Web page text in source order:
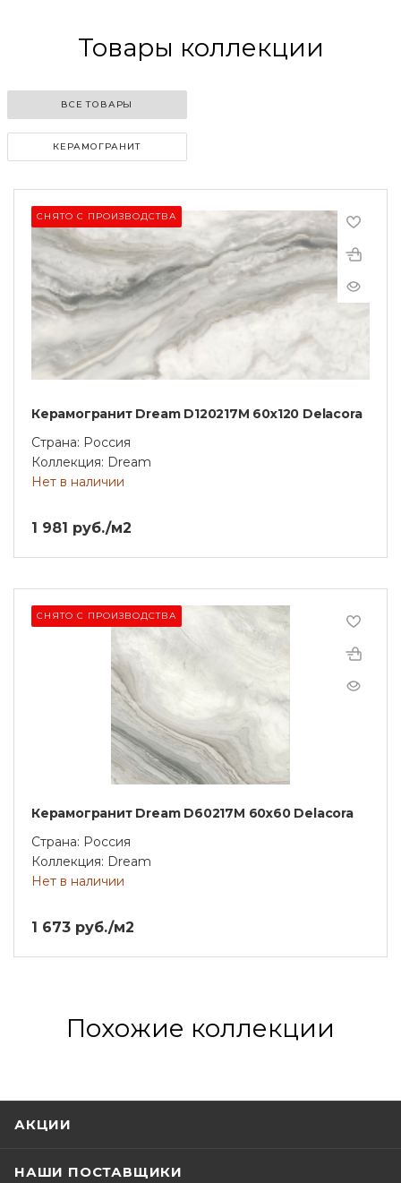
Товары коллекции
ВСЕ ТОВАРЫ
КЕРАМОГРАНИТ
СНЯТО С ПРОИЗВОДСТВА
Керамогранит Dream D120217M 60х120 Delacora
Страна: Россия
Коллекция: Dream
Нет в наличии
1 981 руб./м2
СНЯТО С ПРОИЗВОДСТВА
Керамогранит Dream D60217M 60х60 Delacora
Страна: Россия
Коллекция: Dream
Нет в наличии
1 673 руб./м2
Похожие коллекции
АКЦИИ
НАШИ ПОСТАВЩИКИ